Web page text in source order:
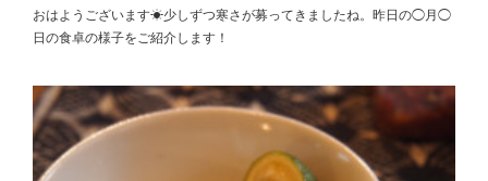
おはようございます☀少しずつ寒さが募ってきましたね。昨日の◯月◯
日の食卓の様子をご紹介します！